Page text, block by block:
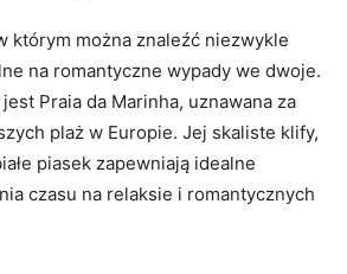
którym można znaleźć niezwykle
na romantyczne wypady we dwoje.
Praia da Marinha, uznawana za
plaż w Europie. Jej skaliste klify,
piasek zapewniają idealne
czasu na relaksie i romantycznych